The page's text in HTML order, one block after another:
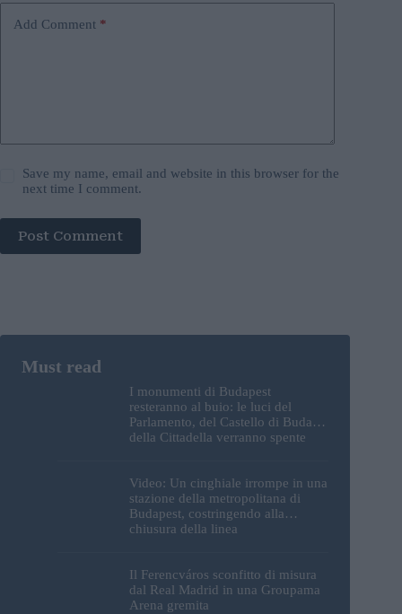
Add Comment *
Save my name, email and website in this browser for the
next time I comment.
Post Comment
I monumenti di Budapest
resteranno al buio: le luci del
Parlamento, del Castello di Buda e
della Cittadella verranno spente
Video: Un cinghiale irrompe in una
stazione della metropolitana di
Budapest, costringendo alla
chiusura della linea
Il Ferencváros sconfitto di misura
dal Real Madrid in una Groupama
Arena gremita